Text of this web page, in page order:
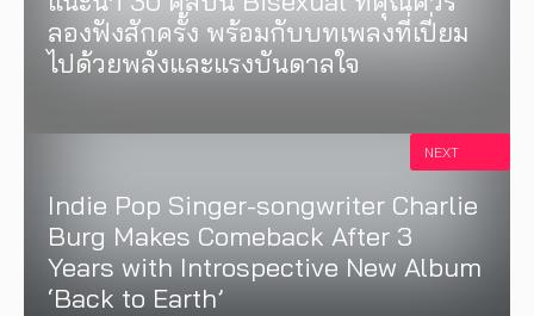
ลองฟังสักครั้ง พร้อมกับบทเพลงที่เปี่ยม
ไปด้วยพลังและแรงบันดาลใจ
Indie Pop Singer-songwriter Charlie
Burg Makes Comeback After 3
Years with Introspective New Album
‘Back to Earth’
NEXT